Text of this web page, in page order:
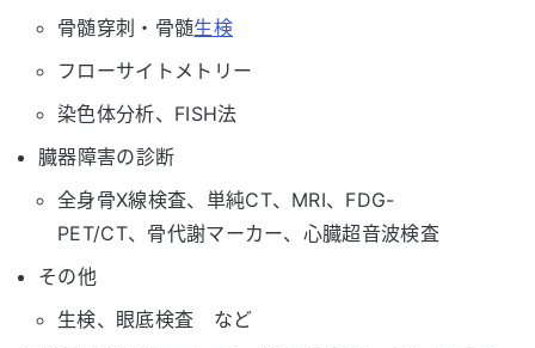
骨髄穿刺・骨髄生検
フローサイトメトリー
染色体分析、FISH法
臓器障害の診断
全身骨X線検査、単純CT、MRI、FDG-
PET/CT、骨代謝マーカー、心臓超音波検査
その他
生検、眼底検査 など